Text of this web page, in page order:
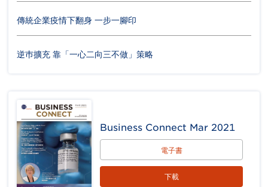
傳統企業疫情下翻身 一步一腳印
逆巿擴充 靠「一心二向三不做」策略
Business Connect Mar 2021
電子書
下載